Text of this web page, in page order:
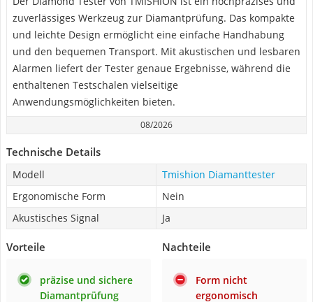
zuverlässiges Werkzeug zur Diamantprüfung. Das kompakte
und leichte Design ermöglicht eine einfache Handhabung
und den bequemen Transport. Mit akustischen und lesbaren
Alarmen liefert der Tester genaue Ergebnisse, während die
enthaltenen Testschalen vielseitige
Anwendungsmöglichkeiten bieten.
08/2026
Technische Details
Modell
Tmishion Diamanttester
Ergonomische Form
Nein
Akustisches Signal
Ja
Vorteile
präzise und sichere
Diamantprüfung
Nachteile
Form nicht
ergonomisch